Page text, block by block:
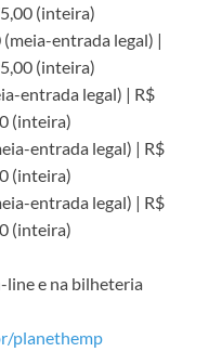
(inteira)
entrada legal) |
(inteira)
entrada legal) | R$
(inteira)
entrada legal) | R$
(inteira)
entrada legal) | R$
(inteira)
line e na bilheteria
planethemp